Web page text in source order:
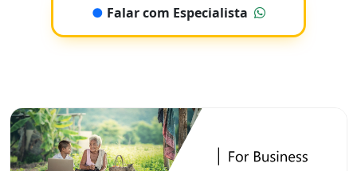
● Falar com Especialista